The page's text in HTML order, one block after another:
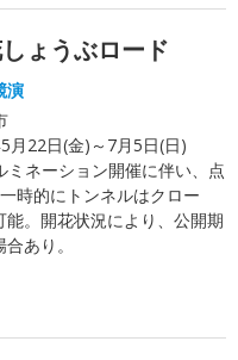
ょうぶロード
演
月22日(金)～7月5日(日)
ネーション開催に伴い、点
時的にトンネルはクロー
能。開花状況により、公開期
あり。